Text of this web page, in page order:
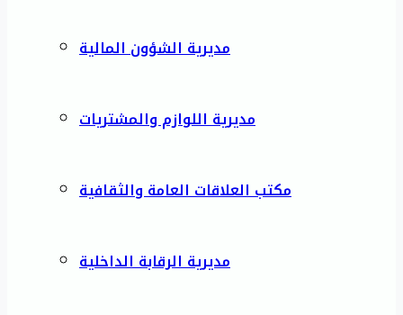
مديرية الشؤون المالية
مديرية اللوازم والمشتريات
مكتب العلاقات العامة والثقافية
مديرية الرقابة الداخلية